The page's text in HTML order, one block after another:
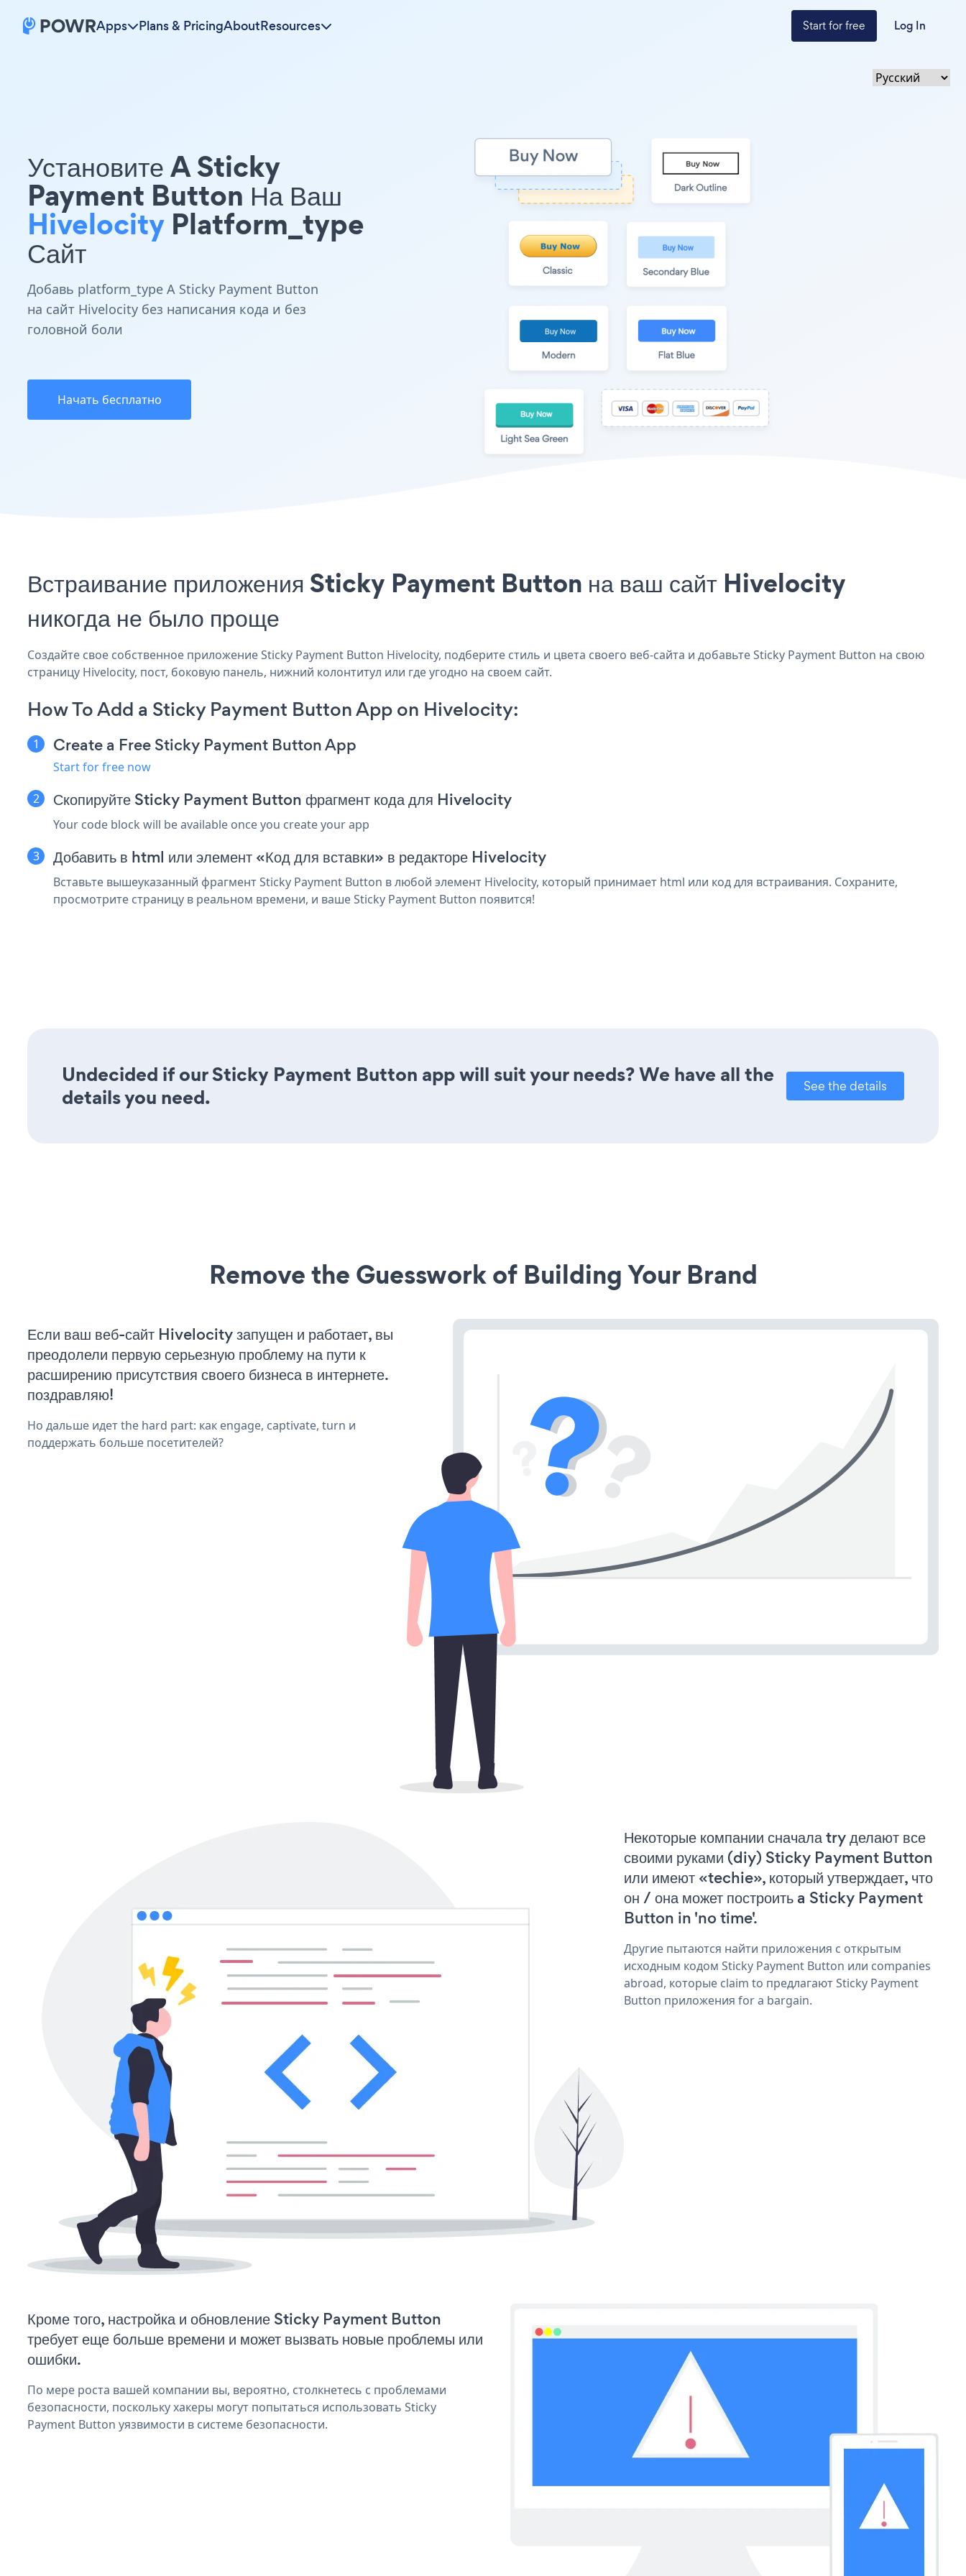
Apps Plans & PricingAboutResources Start for free Log In
Установите A Sticky
Payment Button На Ваш
Hivelocity Platform_type
Сайт
Добавь platform_type A Sticky Payment Button
на сайт Hivelocity без написания кода и без
головной боли
Начать бесплатно
Встраивание приложения Sticky Payment Button на ваш сайт Hivelocity
никогда не было проще
Создайте свое собственное приложение Sticky Payment Button Hivelocity, подберите стиль и цвета своего веб-сайта и добавьте Sticky Payment Button на свою
страницу Hivelocity, пост, боковую панель, нижний колонтитул или где угодно на своем сайт.
How To Add a Sticky Payment Button App on Hivelocity:
Create a Free Sticky Payment Button App
Start for free now
Скопируйте Sticky Payment Button фрагмент кода для Hivelocity
Your code block will be available once you create your app
Добавить в html или элемент «Код для вставки» в редакторе Hivelocity
Вставьте вышеуказанный фрагмент Sticky Payment Button в любой элемент Hivelocity, который принимает html или код для встраивания. Сохраните,
просмотрите страницу в реальном времени, и ваше Sticky Payment Button появится!
Undecided if our Sticky Payment Button app will suit your needs? We have all the
details you need.
See the details
Remove the Guesswork of Building Your Brand
Если ваш веб-сайт Hivelocity запущен и работает, вы
преодолели первую серьезную проблему на пути к
расширению присутствия своего бизнеса в интернете.
поздравляю!
Но дальше идет the hard part: как engage, captivate, turn и
поддержать больше посетителей?
Некоторые компании сначала try делают все
своими руками (diy) Sticky Payment Button
или имеют «techie», который утверждает, что
он / она может построить a Sticky Payment
Button in 'no time'.
Другие пытаются найти приложения с открытым
исходным кодом Sticky Payment Button или companies
abroad, которые claim to предлагают Sticky Payment
Button приложения for a bargain.
Кроме того, настройка и обновление Sticky Payment Button
требует еще больше времени и может вызвать новые проблемы или
ошибки.
По мере роста вашей компании вы, вероятно, столкнетесь с проблемами
безопасности, поскольку хакеры могут попытаться использовать Sticky
Payment Button уязвимости в системе безопасности.